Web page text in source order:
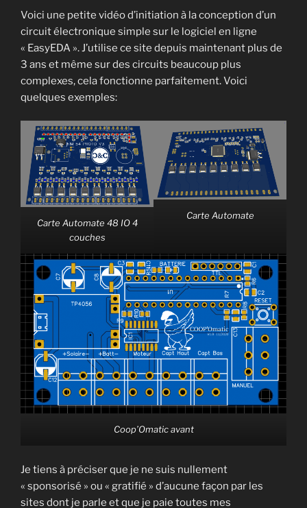
3D
en
ligne
Onshape” »
Voici une petite vidéo d’initiation à la conception d’un
circuit électronique simple sur le logiciel en ligne
« EasyEDA ». J’utilise ce site depuis maintenant plus de
3 ans et même sur des circuits beaucoup plus
complexes, cela fonctionne parfaitement. Voici
quelques exemples:
Carte Automate 48 IO 4
couches
Carte Automate
Coop’Omatic avant
Je tiens à préciser que je ne suis nullement
« sponsorisé » ou « gratifié » d’aucune façon par les
sites dont je parle et que je paie toutes mes